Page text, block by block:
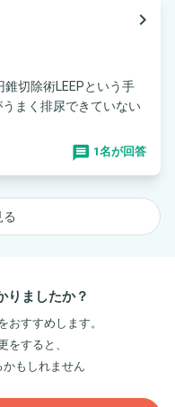
navigate_next
切除術LEEPという手
まく排尿できていない
1名が回答
る
りましたか？
おすすめします。
をすると、
もしれません